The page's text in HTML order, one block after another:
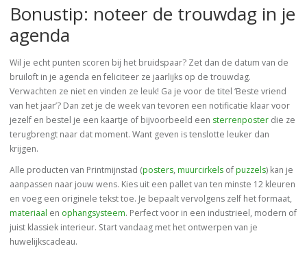
Bonustip: noteer de trouwdag in je
agenda
Wil je echt punten scoren bij het bruidspaar? Zet dan de datum van de
bruiloft in je agenda en feliciteer ze jaarlijks op de trouwdag.
Verwachten ze niet en vinden ze leuk! Ga je voor de titel ‘Beste vriend
van het jaar’? Dan zet je de week van tevoren een notificatie klaar voor
jezelf en bestel je een kaartje of bijvoorbeeld een sterrenposter die ze
terugbrengt naar dat moment. Want geven is tenslotte leuker dan
krijgen.
Alle producten van Printmijnstad (posters, muurcirkels ofpuzzels) kan je
aanpassen naar jouw wens. Kies uit een pallet van ten minste 12 kleuren
en voeg een originele tekst toe. Je bepaalt vervolgens zelf het formaat,
materiaal en ophangsysteem. Perfect voor in een industrieel, modern of
juist klassiek interieur. Start vandaag met het ontwerpen van je
huwelijkscadeau.